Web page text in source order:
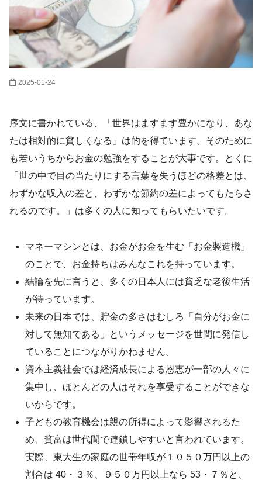
2025-01-24
序文に書かれている、「世界はますます豊かになり、あな
たは相対的に貧しくなる」は的を得ています。そのために
も若いうちからお金の勉強をすることが大事です。とくに
「世の中で目の当たりにする言葉を失うほどの格差とは、
わずかな収入の差と、わずかな節約の差によってもたらさ
れるのです。」は多くの人に知ってもらいたいです。
マネーマシンとは、お金がお金を生む「お金製造機」
のことで、お金持ちはみんなこれを持っています。
結論を先に言うと、多くの日本人には貧乏な老後生活
が待っています。
未来の日本では、貯金の多さはむしろ「自分がお金に
対して無知である」というメッセージを世間に発信し
ていることにつながりかねません。
資本主義社会では経済成長による恩恵が一部の人々に
集中し、ほとんどの人はそれを享受することができな
いからです。
子どもの教育機会は親の所得によって影響されるた
め、貧富は世代間で連鎖しやすいと言われています。
実際、東大生の家庭の世帯年収が１０５０万円以上の
割合は 40・３％、９５０万円以上なら 53・７％と、